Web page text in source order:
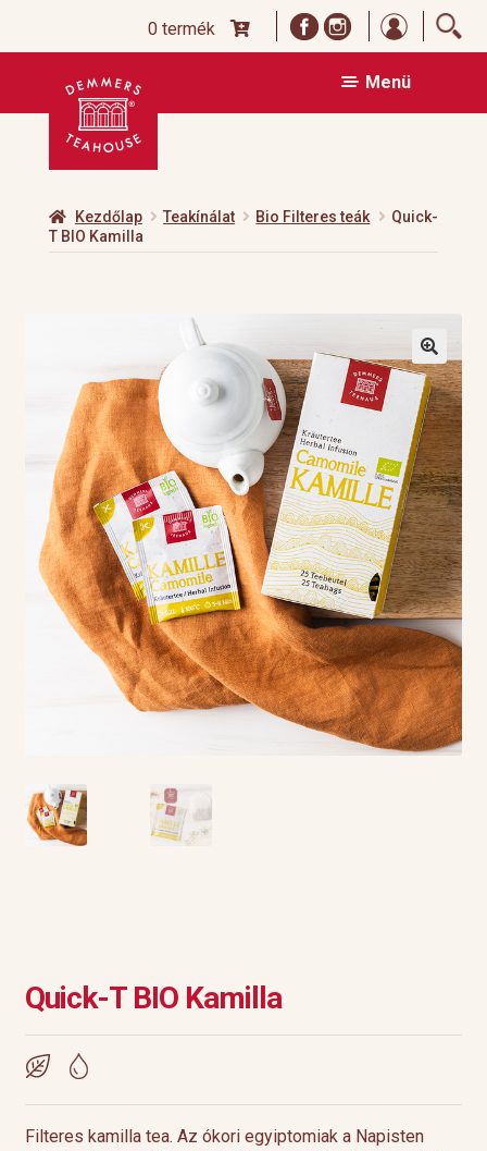
0 termék
Ugrás
navigációhoz
Kilépés
tartalomba
Menü
Kezdőlap Teakínálat Bio Filteres teák
Quick-
T BIO Kamilla
Quick-T BIO Kamilla
Filteres kamilla tea. Az ókori egyiptomiak a Napisten